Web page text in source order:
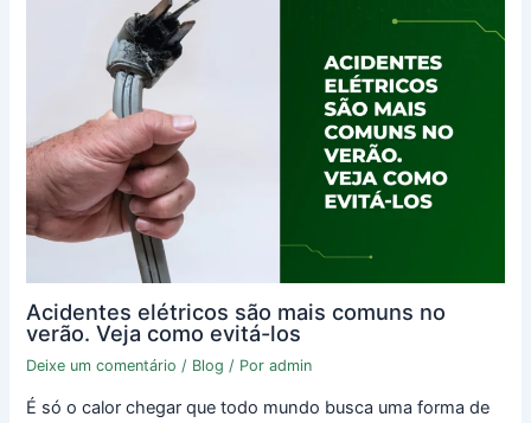
Acidentes elétricos são mais comuns no
verão. Veja como evitá-los
Deixe um comentário / Blog / Poradmin
É só o calor chegar que todo mundo busca uma forma de